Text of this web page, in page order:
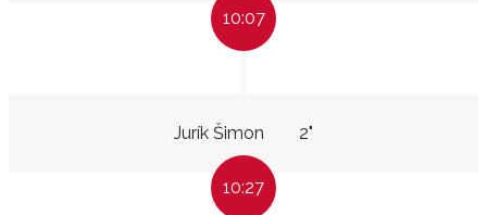
10:07
Jurík Šimon 2"
10:27